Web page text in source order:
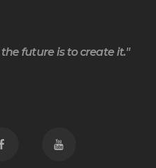
future is to create it."